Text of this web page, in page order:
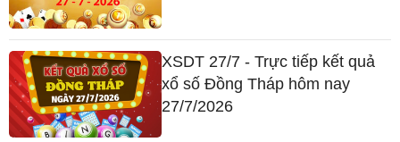
XSDT 27/7 - Trực tiếp kết quả
xổ số Đồng Tháp hôm nay
27/7/2026